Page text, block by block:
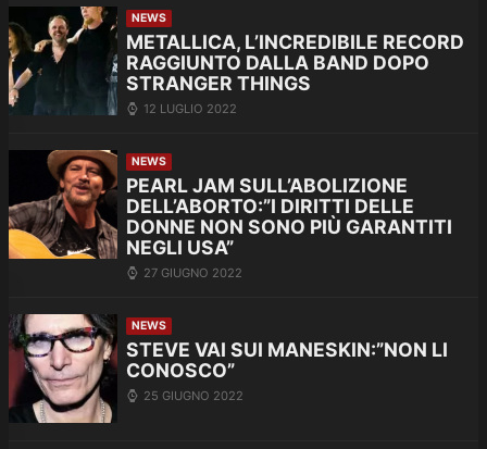
NEWS
METALLICA, L’INCREDIBILE RECORD
RAGGIUNTO DALLA BAND DOPO
STRANGER THINGS
12 LUGLIO 2022
NEWS
PEARL JAM SULL’ABOLIZIONE
DELL’ABORTO:”I DIRITTI DELLE
DONNE NON SONO PIÙ GARANTITI
NEGLI USA”
27 GIUGNO 2022
NEWS
STEVE VAI SUI MANESKIN:”NON LI
CONOSCO”
25 GIUGNO 2022